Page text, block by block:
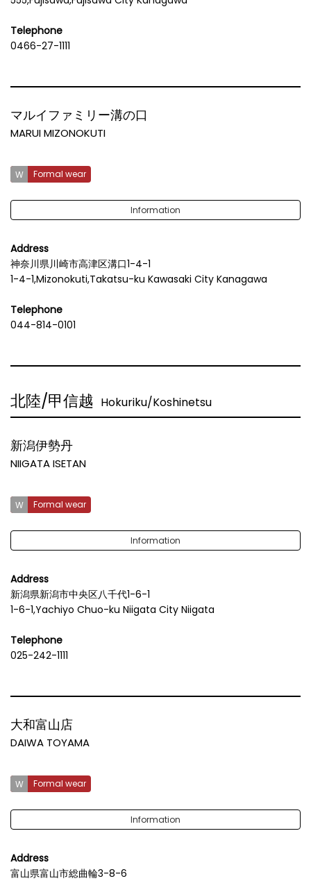
Telephone
0466-27-1111
マルイファミリー溝の口
MARUI MIZONOKUTI
Formal wear
Information
Address
神奈川県川崎市高津区溝口1-4-1
1-4-1,Mizonokuti,Takatsu-ku Kawasaki City Kanagawa
Telephone
044-814-0101
北陸/甲信越 Hokuriku/Koshinetsu
新潟伊勢丹
NIIGATA ISETAN
Formal wear
Information
Address
新潟県新潟市中央区八千代1-6-1
1-6-1,Yachiyo Chuo-ku Niigata City Niigata
Telephone
025-242-1111
大和富山店
DAIWA TOYAMA
Formal wear
Information
Address
富山県富山市総曲輪3-8-6